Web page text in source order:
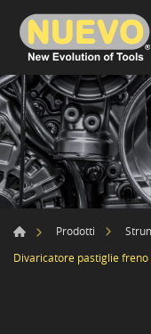
Prodotti
Divaricatore pastiglie freno